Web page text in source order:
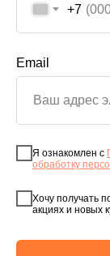
+7
Email
Я ознакомлен с
обработку
Хочу получать
акциях и новых